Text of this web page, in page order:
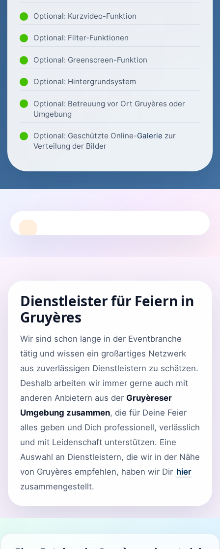
Optional: Kurzvideo-Funktion
Optional: Filter-Funktionen
Optional: Greenscreen-Funktion
Optional: Hintergrundsystem
Optional: Betreuung vor Ort Gruyères oder
Umgebung
Optional: Geschützte Online-Galerie zur
Verteilung der Bilder
Dienstleister für Feiern in
Gruyères
Wir sind schon lange in der Eventbranche
tätig und wissen ein großartiges Netzwerk
aus zuverlässigen Dienstleistern zu schätzen.
Deshalb arbeiten wir immer gerne auch mit
anderen Anbietern aus der Gruyèreser
Umgebung zusammen, die für Deine Feier
alles geben und Dich professionell, verlässlich
und mit Leidenschaft unterstützen. Eine
Auswahl an Dienstleistern, die wir in der Nähe
von Gruyères empfehlen, haben wir Dir hier
zusammengestellt.